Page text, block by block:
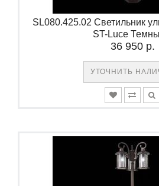
SL080.425.02 Светильник
ST-Luce
36 950 р.
УТОЧНИТЬ